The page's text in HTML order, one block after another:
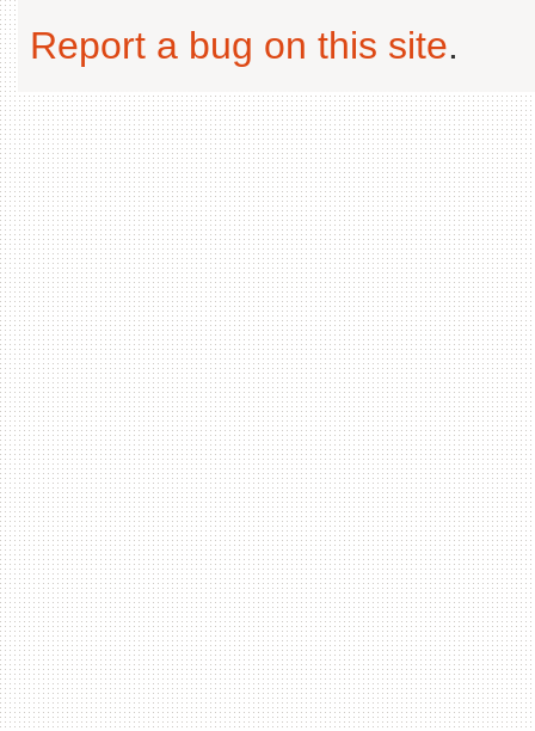
Report a bug on this site.